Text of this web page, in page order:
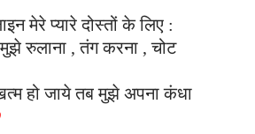
मेरे प्यारे दोस्तों के लिए :
रुलाना , तंग करना , चोट
हो जाये तब मुझे अपना कंधा